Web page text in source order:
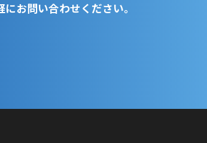
お問い合わせください。